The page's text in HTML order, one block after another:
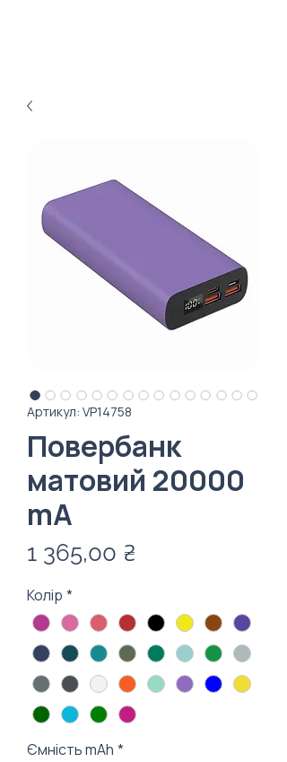
Артикул: VP14758
Повербанк
матовий 20000
mA
1 365,00 ₴
Колір *
Ємність mAh *